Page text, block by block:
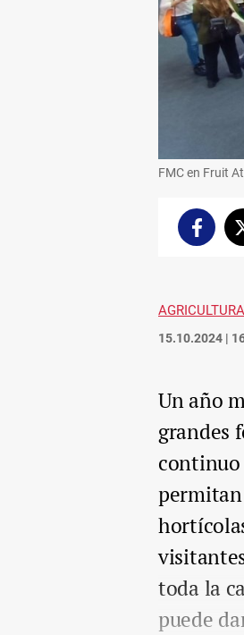
FMC en Fruit
15.10.2024 |
Un año
grandes
continuo
toda la
puede